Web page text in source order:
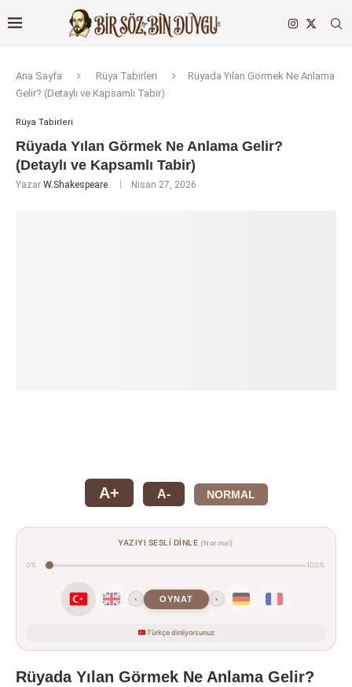
Ana Sayfa Rüya Tabirleri
Rüyada Yılan Görmek Ne Anlama
Gelir? (Detaylı ve Kapsamlı Tabir)
Rüya Tabirleri
Rüyada Yılan Görmek Ne Anlama Gelir?
(Detaylı ve Kapsamlı Tabir)
Yazar W.Shakespeare Nisan 27, 2026
A+ A- NORMAL
YAZIYI SESLİ DİNLE (Normal)
0% 100%
‹ OYNAT ›
Türkçe dinliyorsunuz
Rüyada Yılan Görmek Ne Anlama Gelir?